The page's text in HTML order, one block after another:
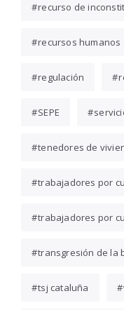
recurso de
recursos humanos
regulación
SEPE
tenedores de
trabajadores por
trabajadores por
transgresión de la
tsj cataluña